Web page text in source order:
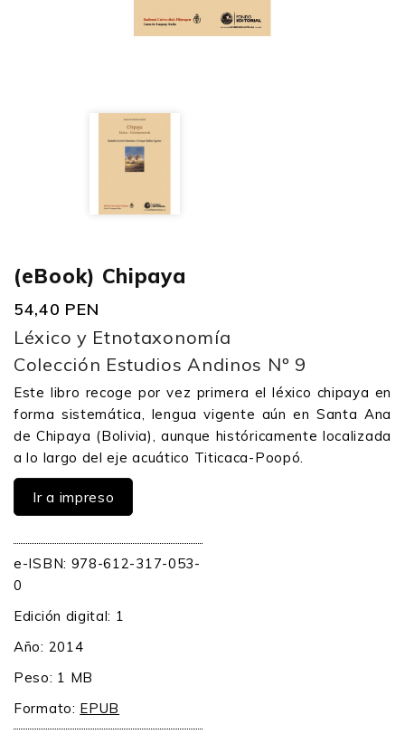
(eBook) Chipaya
54,40 PEN
Léxico y Etnotaxonomía
Colección Estudios Andinos Nº 9
Este libro recoge por vez primera el léxico chipaya en
forma sistemática, lengua vigente aún en Santa Ana
de Chipaya (Bolivia), aunque históricamente localizada
a lo largo del eje acuático Titicaca-Poopó.
Ir a impreso
e-ISBN: 978-612-317-053-
0
Edición digital: 1
Año: 2014
Peso: 1 MB
Formato: EPUB